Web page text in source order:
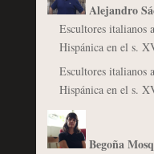
Alejandro
Escultores italianos
Hispánica en el s.
Escultores italianos
Hispánica en el s.
Begoña